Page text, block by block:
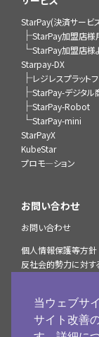
StarPay(決済サービ
├StarPay加盟店様
└StarPay加盟店様
Starpay-DX
├レジレスプラット
├StarPay-デジタル
├StarPay-Robot
└StarPay-mini
StarPayX
KubeStar
プロモ―ション
お問い合わせ
お問い合わせ
個人情報保護等方針
反社会的勢力に対す
加盟店様へのお知らせ
古物営業法に基づく
当ウェブサ
サイト改善